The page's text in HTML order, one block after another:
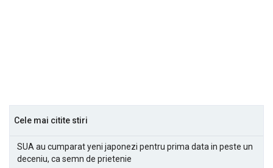
Cele mai citite stiri
SUA au cumparat yeni japonezi pentru prima data in peste un
deceniu, ca semn de prietenie